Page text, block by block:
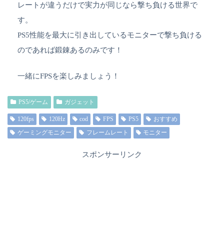
レートが違うだけで実力が同じなら撃ち負ける世界で
す。
PS5性能を最大に引き出しているモニターで撃ち負ける
のであれば鍛錬あるのみです！
一緒にFPSを楽しみましょう！
PS5/ゲーム ガジェット
120fps 120Hz cod FPS PS5
おすすめ
ゲーミングモニター
フレームレート モニター
スポンサーリンク